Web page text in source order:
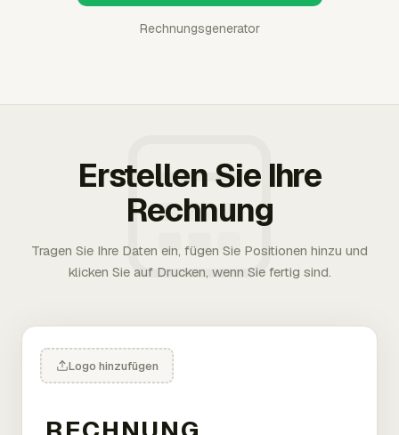
Rechnungsgenerator
Erstellen Sie Ihre
Rechnung
Tragen Sie Ihre Daten ein, fügen Sie Positionen hinzu und
klicken Sie auf Drucken, wenn Sie fertig sind.
Logo hinzufügen